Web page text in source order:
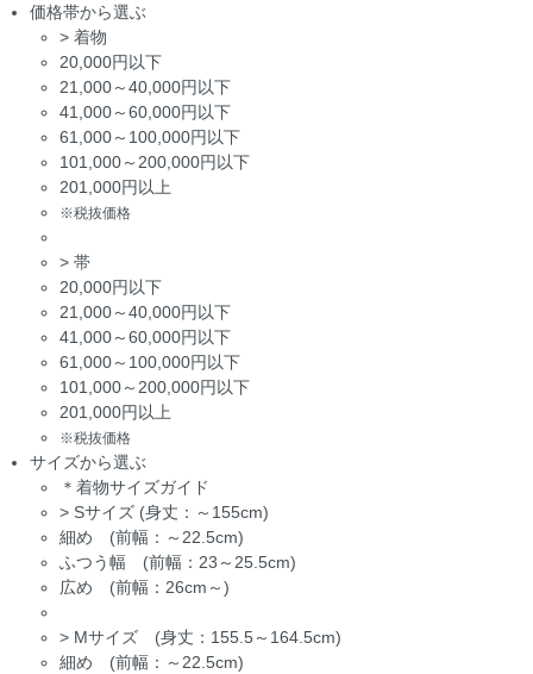
価格帯から選ぶ
> 着物
20,000円以下
21,000～40,000円以下
41,000～60,000円以下
61,000～100,000円以下
101,000～200,000円以下
201,000円以上
※税抜価格
> 帯
20,000円以下
21,000～40,000円以下
41,000～60,000円以下
61,000～100,000円以下
101,000～200,000円以下
201,000円以上
※税抜価格
サイズから選ぶ
＊着物サイズガイド
> Sサイズ (身丈：～155cm)
細め (前幅：～22.5cm)
ふつう幅 (前幅：23～25.5cm)
広め (前幅：26cm～)
> Mサイズ (身丈：155.5～164.5cm)
細め (前幅：～22.5cm)